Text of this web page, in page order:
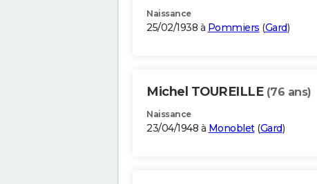
Naissance
25/02/1938 à Pommiers (Gard)
Michel TOUREILLE (76 ans)
Naissance
23/04/1948 à Monoblet(Gard)